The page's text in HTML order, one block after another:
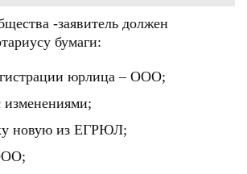
-заявитель должен
бумаги:
юрлица – ООО;
изменениями;
новую из ЕГРЮЛ;